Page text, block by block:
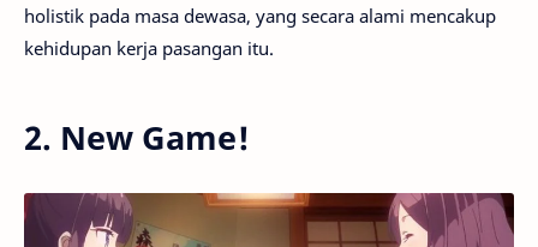
holistik pada masa dewasa, yang secara alami mencakup
kehidupan kerja pasangan itu.
2. New Game!